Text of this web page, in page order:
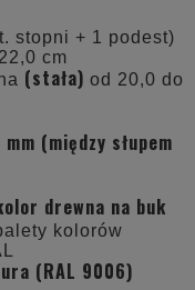
stopni + 1 podest)
cm
(stała) od 20,0 do
(między słupem
drewna na buk
kolorów
(RAL 9006)